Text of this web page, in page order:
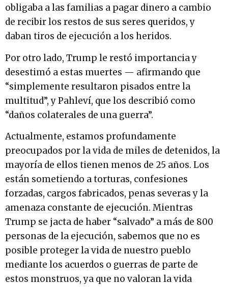
obligaba a las familias a pagar dinero a cambio
de recibir los restos de sus seres queridos, y
daban tiros de ejecución a los heridos.
Por otro lado, Trump le restó importancia y
desestimó a estas muertes — afirmando que
“simplemente resultaron pisados entre la
multitud”, y Pahleví, que los describió como
“daños colaterales de una guerra”.
Actualmente, estamos profundamente
preocupados por la vida de miles de detenidos, la
mayoría de ellos tienen menos de 25 años. Los
están sometiendo a torturas, confesiones
forzadas, cargos fabricados, penas severas y la
amenaza constante de ejecución. Mientras
Trump se jacta de haber “salvado” a más de 800
personas de la ejecución, sabemos que no es
posible proteger la vida de nuestro pueblo
mediante los acuerdos o guerras de parte de
estos monstruos, ya que no valoran la vida